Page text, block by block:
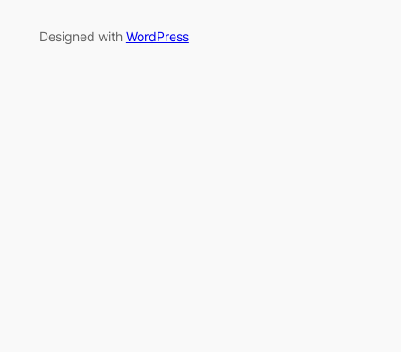
Designed with WordPress